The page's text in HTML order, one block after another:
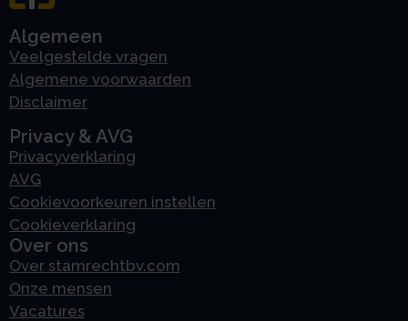
Algemeen
Veelgestelde vragen
Algemene voorwaarden
Disclaimer
Privacy & AVG
Privacyverklaring
AVG
Cookievoorkeuren instellen
Cookieverklaring
Over ons
Over stamrechtbv.com
Onze mensen
Vacatures